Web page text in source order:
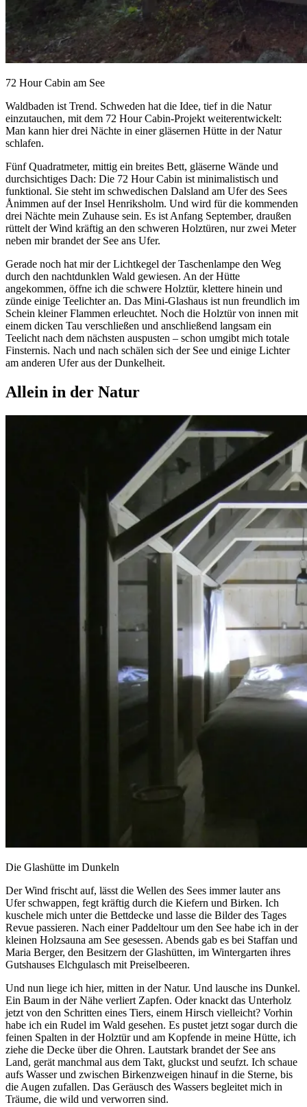
72 Hour Cabin am See
Waldbaden ist Trend. Schweden hat die Idee, tief in die Natur
einzutauchen, mit dem 72 Hour Cabin-Projekt weiterentwickelt:
Man kann hier drei Nächte in einer gläsernen Hütte in der Natur
schlafen.
Fünf Quadratmeter, mittig ein breites Bett, gläserne Wände und
durchsichtiges Dach: Die 72 Hour Cabin ist minimalistisch und
funktional. Sie steht im schwedischen Dalsland am Ufer des Sees
Ånimmen auf der Insel Henriksholm. Und wird für die kommenden
drei Nächte mein Zuhause sein. Es ist Anfang September, draußen
rüttelt der Wind kräftig an den schweren Holztüren, nur zwei Meter
neben mir brandet der See ans Ufer.
Gerade noch hat mir der Lichtkegel der Taschenlampe den Weg
durch den nachtdunklen Wald gewiesen. An der Hütte
angekommen, öffne ich die schwere Holztür, klettere hinein und
zünde einige Teelichter an. Das Mini-Glashaus ist nun freundlich im
Schein kleiner Flammen erleuchtet. Noch die Holztür von innen mit
einem dicken Tau verschließen und anschließend langsam ein
Teelicht nach dem nächsten auspusten – schon umgibt mich totale
Finsternis. Nach und nach schälen sich der See und einige Lichter
am anderen Ufer aus der Dunkelheit.
Allein in der Natur
Die Glashütte im Dunkeln
Der Wind frischt auf, lässt die Wellen des Sees immer lauter ans
Ufer schwappen, fegt kräftig durch die Kiefern und Birken. Ich
kuschele mich unter die Bettdecke und lasse die Bilder des Tages
Revue passieren. Nach einer Paddeltour um den See habe ich in der
kleinen Holzsauna am See gesessen. Abends gab es bei Staffan und
Maria Berger, den Besitzern der Glashütten, im Wintergarten ihres
Gutshauses Elchgulasch mit Preiselbeeren.
Und nun liege ich hier, mitten in der Natur. Und lausche ins Dunkel.
Ein Baum in der Nähe verliert Zapfen. Oder knackt das Unterholz
jetzt von den Schritten eines Tiers, einem Hirsch vielleicht? Vorhin
habe ich ein Rudel im Wald gesehen. Es pustet jetzt sogar durch die
feinen Spalten in der Holztür und am Kopfende in meine Hütte, ich
ziehe die Decke über die Ohren. Lautstark brandet der See ans
Land, gerät manchmal aus dem Takt, gluckst und seufzt. Ich schaue
aufs Wasser und zwischen Birkenzweigen hinauf in die Sterne, bis
die Augen zufallen. Das Geräusch des Wassers begleitet mich in
Träume, die wild und verworren sind.